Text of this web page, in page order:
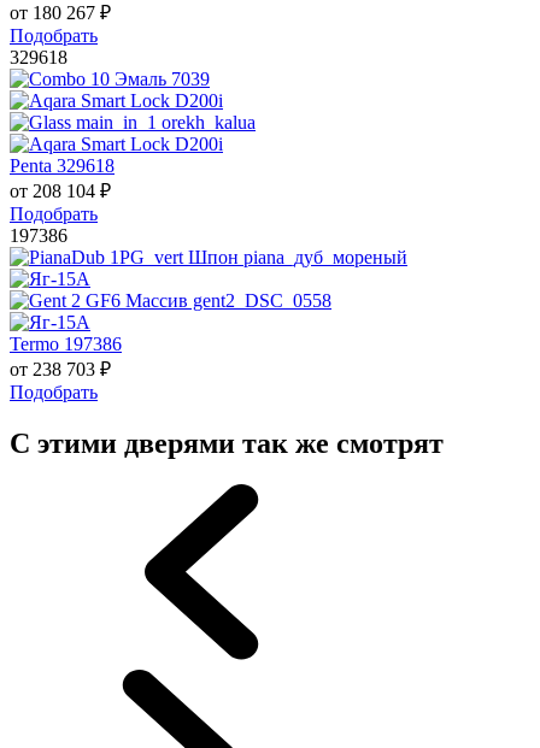
от 180 267 ₽
Подобрать
329618
Penta 329618
от 208 104 ₽
Подобрать
197386
Termo 197386
от 238 703 ₽
Подобрать
С этими дверями так же смотрят